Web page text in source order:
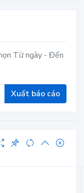
Từ ngày - Đến
Xuất báo cáo